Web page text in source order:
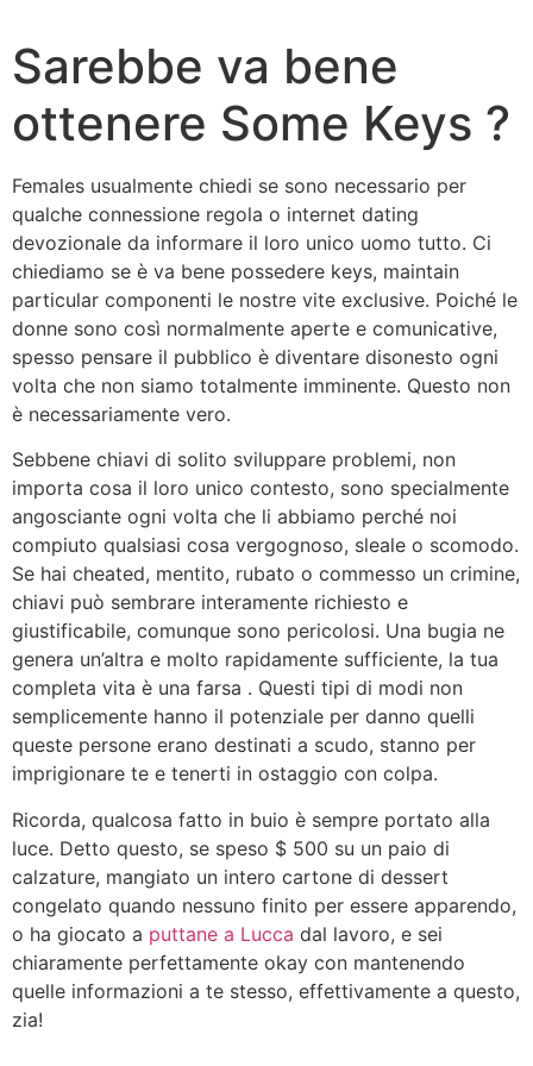
Sarebbe va bene
ottenere Some Keys ?
Females usualmente chiedi se sono necessario per
qualche connessione regola o internet dating
devozionale da informare il loro unico uomo tutto. Ci
chiediamo se è va bene possedere keys, maintain
particular componenti le nostre vite exclusive. Poiché le
donne sono così normalmente aperte e comunicative,
spesso pensare il pubblico è diventare disonesto ogni
volta che non siamo totalmente imminente. Questo non
è necessariamente vero.
Sebbene chiavi di solito sviluppare problemi, non
importa cosa il loro unico contesto, sono specialmente
angosciante ogni volta che li abbiamo perché noi
compiuto qualsiasi cosa vergognoso, sleale o scomodo.
Se hai cheated, mentito, rubato o commesso un crimine,
chiavi può sembrare interamente richiesto e
giustificabile, comunque sono pericolosi. Una bugia ne
genera un’altra e molto rapidamente sufficiente, la tua
completa vita è una farsa . Questi tipi di modi non
semplicemente hanno il potenziale per danno quelli
queste persone erano destinati a scudo, stanno per
imprigionare te e tenerti in ostaggio con colpa.
Ricorda, qualcosa fatto in buio è sempre portato alla
luce. Detto questo, se speso $ 500 su un paio di
calzature, mangiato un intero cartone di dessert
congelato quando nessuno finito per essere apparendo,
o ha giocato a puttane a Lucca dal lavoro, e sei
chiaramente perfettamente okay con mantenendo
quelle informazioni a te stesso, effettivamente a questo,
zia!